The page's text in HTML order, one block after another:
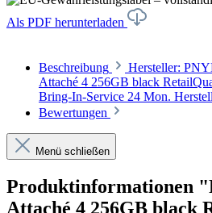
Als PDF herunterladen
Beschreibung
Hersteller:
Attaché 4 256GB black
Bring-In-Service 24 Mon.
Bewertungen
Menü schließen
Produktinformationen
Attaché 4 256GB black